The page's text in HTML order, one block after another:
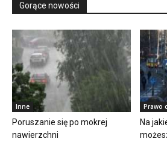
Gorące nowości
Inne
Poruszanie się po mokrej
nawierzchni
Prawo
Na